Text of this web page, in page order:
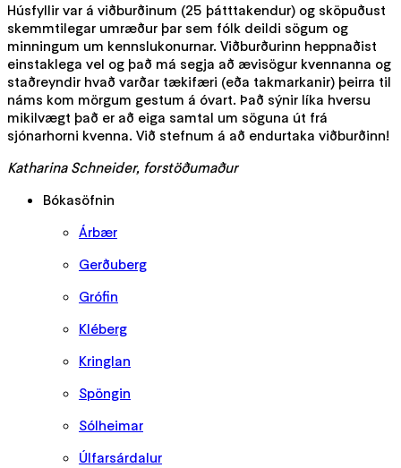
Húsfyllir var á viðburðinum (25 þátttakendur) og sköpuðust
skemmtilegar umræður þar sem fólk deildi sögum og
minningum um kennslukonurnar. Viðburðurinn heppnaðist
einstaklega vel og það má segja að ævisögur kvennanna og
staðreyndir hvað varðar tækifæri (eða takmarkanir) þeirra til
náms kom mörgum gestum á óvart. Það sýnir líka hversu
mikilvægt það er að eiga samtal um söguna út frá
sjónarhorni kvenna. Við stefnum á að endurtaka viðburðinn!
Katharina Schneider, forstöðumaður
Bókasöfnin
Árbær
Gerðuberg
Grófin
Kléberg
Kringlan
Spöngin
Sólheimar
Úlfarsárdalur